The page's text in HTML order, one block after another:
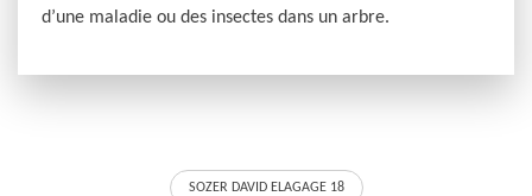
d’une maladie ou des insectes dans un arbre.
SOZER DAVID ELAGAGE 18